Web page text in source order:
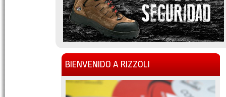
BIENVENIDO A RIZZOLI